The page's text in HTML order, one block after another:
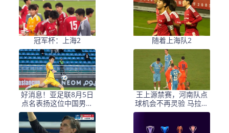
冠军杯：上海2 随着上海队2
好消息！亚足联8月5日
点名表扬这位中国男足
新星，引发热议
王上源禁赛，河南队点
球机会不再灵验 马拉尼
昂射门不佳 郑智目标亚